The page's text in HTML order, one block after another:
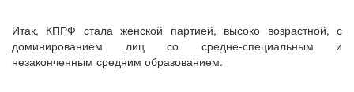
Итак, КПРФ стала женской партией, высоко возрастной, с
доминированием лиц со средне-специальным и
незаконченным средним образованием.